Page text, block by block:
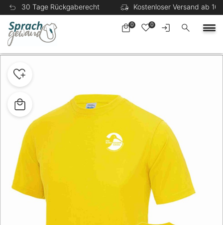
30 Tage Rückgaberecht Kostenloser Versand ab
0 0